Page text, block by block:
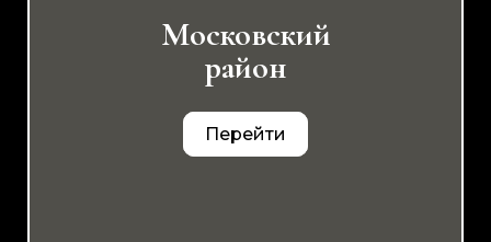
Московский
район
Перейти